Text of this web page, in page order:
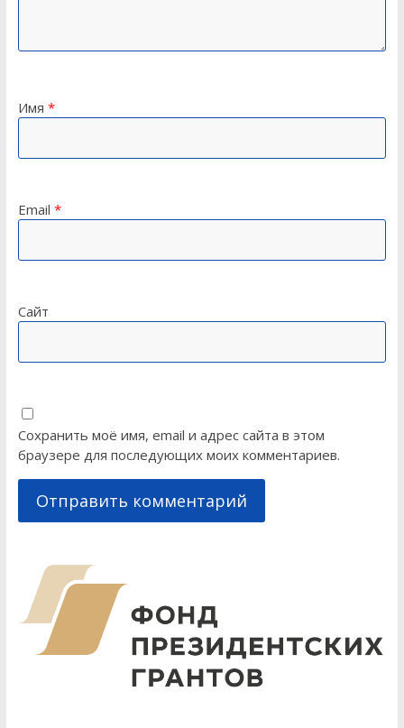
Имя *
Email *
Сайт
Сохранить моё имя, email и адрес сайта в этом
браузере для последующих моих комментариев.